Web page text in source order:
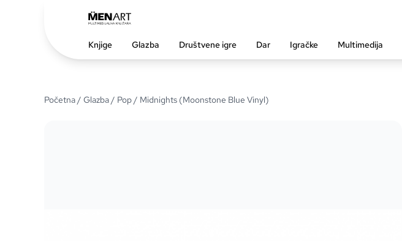
Knjige Glazba Društvene igre Dar Igračke Multimedija
Početna/ Glazba/ Pop/ Midnights (Moonstone Blue Vinyl)